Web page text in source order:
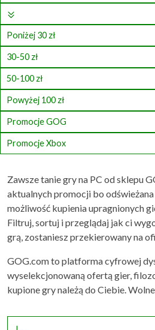
Poniżej 30 zł
30-50 zł
50-100 zł
Powyżej 100 zł
Promocje GOG
Promocje Xbox
Zawsze tanie gry na PC od sklepu
aktualnych promocji bo odświeżana
możliwość kupienia upragnionych
Filtruj, sortuj i przeglądaj jak ci
grą, zostaniesz przekierowany na
GOG.com to platforma cyfrowej
wyselekcjonowaną ofertą gier,
kupione gry należą do Ciebie.